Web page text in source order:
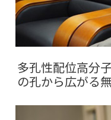
多孔性配位高分
の孔から広がる